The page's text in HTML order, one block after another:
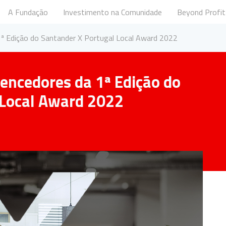
Santander Portugal
A Fundação Investimento na Comunidade Beyond
Edição do Santander X Portugal Local Award 2022
da 1ª Edição do
Award 2022